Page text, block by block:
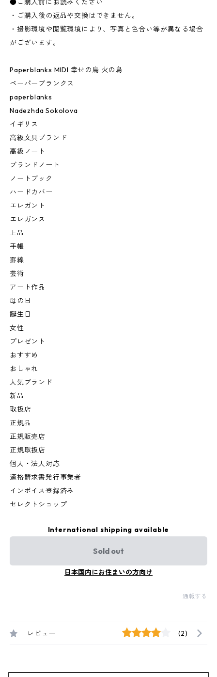
●ご購入前にお読みください
・ご購入後の返品や交換はできません。
・撮影環境や閲覧環境により、写真と色合い等が異なる場合
がございます。
Paperblanks MIDI 幸せの鳥 火の鳥
ペーパーブランクス
paperblanks
Nadezhda Sokolova
イギリス
高級文具ブランド
高級ノート
ブランドノート
ノートブック
ハードカバー
エレガント
エレガンス
上品
手帳
罫線
芸術
アート作品
母の日
誕生日
女性
プレゼント
おすすめ
おしゃれ
人気ブランド
新品
取扱店
正規品
正規販売店
正規取扱店
個人・法人対応
適格請求書発行事業者
インボイス登録済み
セレクトショップ
International shipping available
Sold out
日本国内にお住まいの方向け
通報する
レビュー (2)